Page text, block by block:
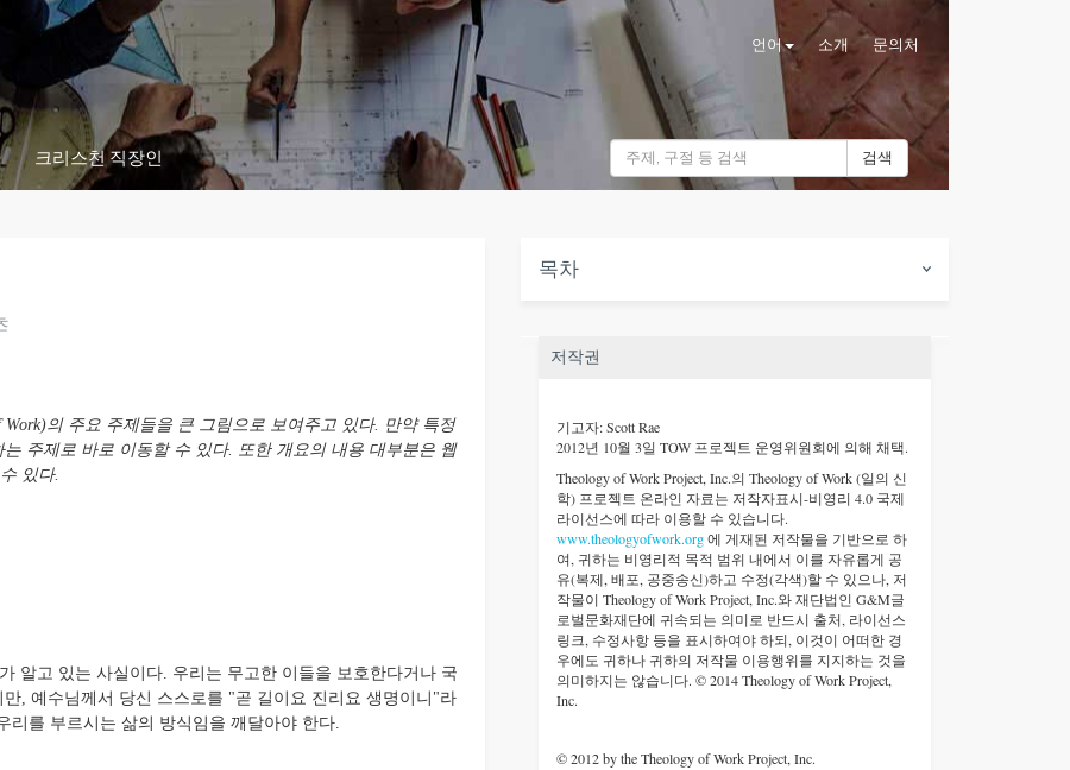
언어 소개 문의처
검색
크리스천 직장인
목차
저작권
기고자: Scott Rae
2012년 10월 3일 TOW 프로젝트 운영위원회에 의해 채택.
Theology of Work Project, Inc.의 Theology of Work (일의 신
학) 프로젝트 온라인 자료는 저작자표시-비영리 4.0 국제
라이선스에 따라 이용할 수 있습니다.
www.theologyofwork.org에 게재된 저작물을 기반으로 하
여, 귀하는 비영리적 목적 범위 내에서 이를 자유롭게 공
유(복제, 배포, 공중송신)하고 수정(각색)할 수 있으나, 저
작물이 Theology of Work Project, Inc.와 재단법인 G&M글
로벌문화재단에 귀속되는 의미로 반드시 출처, 라이선스
링크, 수정사항 등을 표시하여야 하되, 이것이 어떠한 경
우에도 귀하나 귀하의 저작물 이용행위를 지지하는 것을
의미하지는 않습니다. © 2014 Theology of Work Project,
Inc.
© 2012 by the Theology of Work Project, Inc.
의 주요 주제들을 큰 그림으로 보여주고 있다. 만약 특정
주제로 바로 이동할 수 있다. 또한 개요의 내용 대부분은 웹
있다.
알고 있는 사실이다. 우리는 무고한 이들을 보호한다거나 국
, 예수님께서 당신 스스로를 "곧 길이요 진리요 생명이니"라
리를 부르시는 삶의 방식임을 깨달아야 한다.